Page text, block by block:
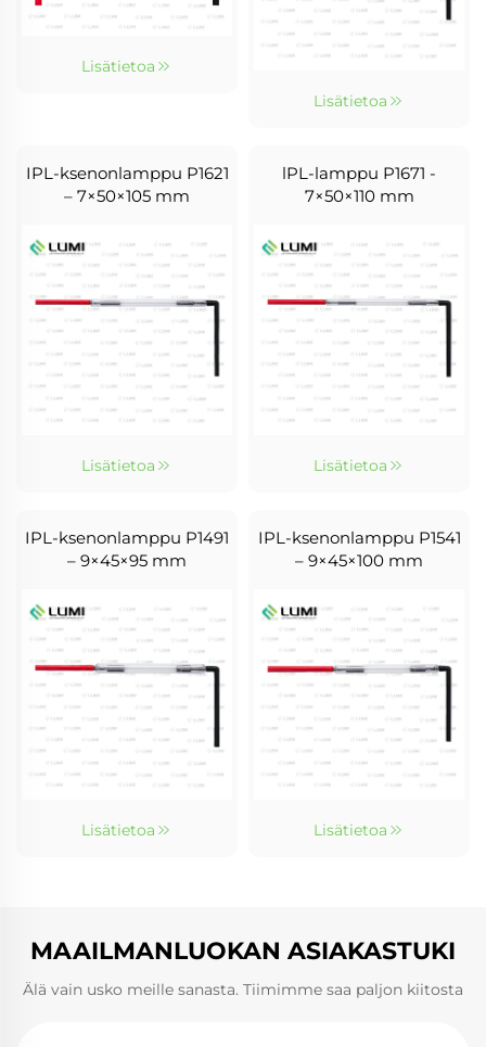
Lisätietoa
Lisätietoa
IPL-ksenonlamppu P1621
– 7×50×105 mm
Lisätietoa
lPL-lamppu P1671 -
7×50×110 mm
Lisätietoa
IPL-ksenonlamppu P1491
– 9×45×95 mm
Lisätietoa
IPL-ksenonlamppu P1541
– 9×45×100 mm
Lisätietoa
MAAILMANLUOKAN ASIAKASTUKI
Älä vain usko meille sanasta. Tiimimme saa paljon kiitosta